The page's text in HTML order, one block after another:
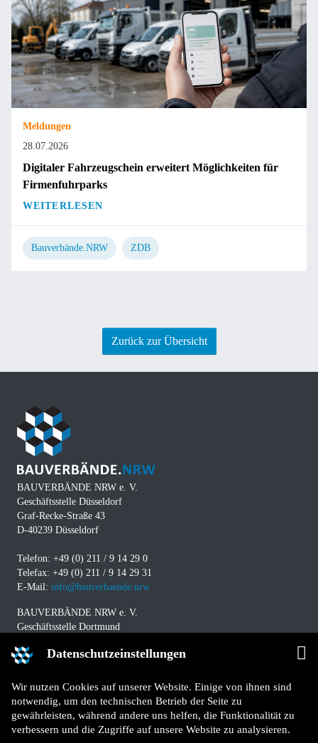
Datenschutzeinstellungen
Wir nutzen Cookies auf unserer Website. Einige von ihnen sind
notwendig, um den technischen Betrieb der Seite zu
gewährleisten, während andere uns helfen, die Funktionalität zu
verbessern und die Zugriffe auf unsere Website zu analysieren.
Meldungen
28.07.2026
Digitaler Fahrzeugschein erweitert Möglichkeiten für
Firmenfuhrparks
WEITERLESEN
Bauverbände.NRW ZDB
Zurück zur Übersicht
BAUVERBÄNDE NRW e. V.
Geschäftsstelle Düsseldorf
Graf-Recke-Straße 43
D-40239 Düsseldorf
Telefon: +49 (0) 211 / 9 14 29 0
Telefax: +49 (0) 211 / 9 14 29 31
E-Mail: info@bauverbaende.nrw
BAUVERBÄNDE NRW e. V.
Geschäftsstelle Dortmund
D-44141 Dortmund
Telefon: +49 (0) 231 / 94 11 580
Telefax: +49 (0) 231 / 94 11 5840
E-Mail:info@bauverbaende.nrw